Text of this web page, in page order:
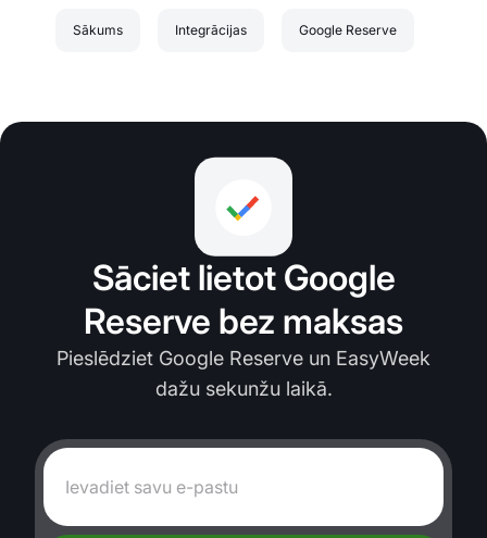
Sākums Integrācijas Google Reserve
Sāciet lietot Google
Reserve bez maksas
Pieslēdziet Google Reserve un EasyWeek
dažu sekunžu laikā.